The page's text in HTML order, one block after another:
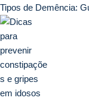
Tipos de Demência: